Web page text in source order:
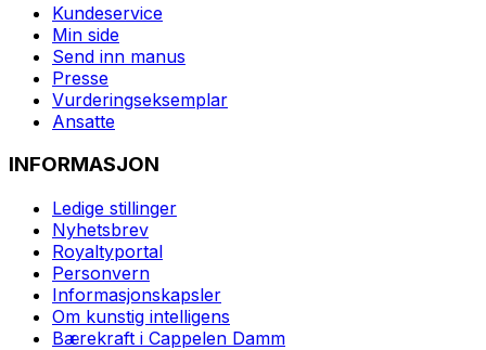
Kundeservice
Min side
Send inn manus
Presse
Vurderingseksemplar
Ansatte
INFORMASJON
Ledige stillinger
Nyhetsbrev
Royaltyportal
Personvern
Informasjonskapsler
Om kunstig intelligens
Bærekraft i Cappelen Damm